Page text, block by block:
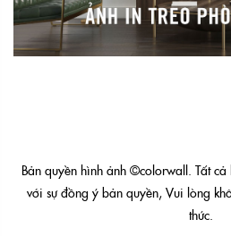
Bản quyền hình ảnh ©colorwall. Tất
với sự đồng ý bản quyền, Vui lòng
thức.